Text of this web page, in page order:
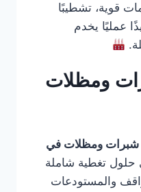
قوية، تشطيبًا
عمليًا يخدم
ومظلات
شبرات ومظلات في
حلول تغطية شاملة
والمستودعات